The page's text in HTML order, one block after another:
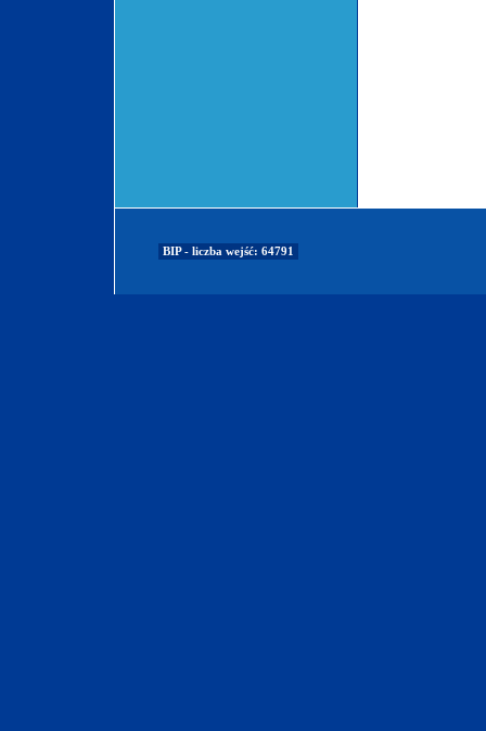
BIP - liczba wejść: 64791